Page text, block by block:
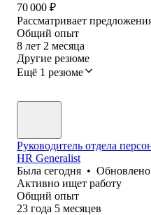
70 000 ₽
Рассматривает
Общий опыт
8 лет 2 месяца
Другие резюме
Ещё 1 резюме
Руководитель отдела
HR Generalist
Была сегодня • Обновлено
Активно ищет работу
Общий опыт
23 года 5 месяцев